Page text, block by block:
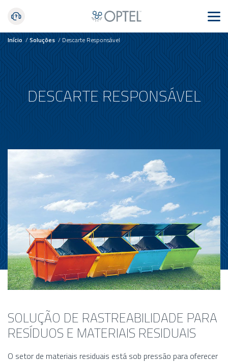
Início /Soluções /Descarte Responsável
DESCARTE RESPONSÁVEL
SOLUÇÃO DE RASTREABILIDADE PARA
RESÍDUOS E MATERIAIS RESIDUAIS
O setor de materiais residuais está sob pressão para oferecer